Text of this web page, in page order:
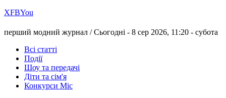
ХFBYou
перший модний журнал /Сьогодні - 8 сер 2026, 11:20 - субота
Всі статті
Події
Шоу та передачі
Діти та сім'я
Конкурси Міс